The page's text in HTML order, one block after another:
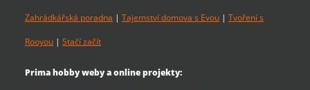
Zahrádkářská poradna | Tajemství domova s Evou | Tvoření s
Rooyou | Stačí začít
Prima hobby weby a online projekty: